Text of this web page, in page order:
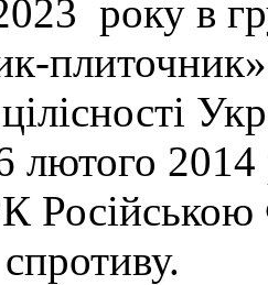
року в
плиточник»
лютого